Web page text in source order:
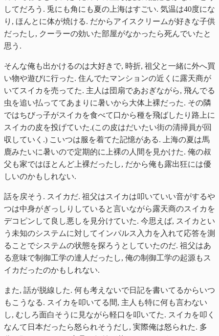
してだろう. 兎にも角にも夏の上海はすごい. 気温は40度にな
り, ほんとに体が焼ける. だからアイスクリームが好きな子供
だったし, クーラーの効いた部屋がなかったら死んでいたと
思う.
そんな俺も出かけるのは大好きで, 時折, 祖父と一緒に外へ買
い物や遊びに行った. 住んでたマンションの近くに露天商が
いてスイカを売ってた. 主人は団扇であおぎながら, 飛んでる
虫を追い払っててあまりに暑いから大体上裸だった. その隣
ではちびっ子がスイカを食べて口から種を飛ばしたり路上に
スイカの皮を投げていた.(この皮はだいたい街の清掃員が回
収していく.) こいつは服を着てた記憶がある. 上海の夏は馬
鹿みたいに暑いので定期的に上裸の人間を見かけた. 俺の叔
父も家ではほとんど上裸だったし, だから俺も露出狂には優
しいのかもしれない.
話を戻そう. スイカだ. 祖父はスイカは叩いていい音がするや
つは中身がぎっしりしていると言いながら露天商のスイカを
デコピンして良し悪しを見分けていた. 今思えば, スイカとい
う未知のシステムに対してインパルス入力を入れて応答を測
ることでシステムの状態を探ろうとしていたのだ. 祖父はあ
る意味で制御工学の達人だったし, 俺の制御工学の起源もス
イカだったのかもしれない.
また, 話が脱線した. 何も考えないで日記を書いてるからいつ
もこうなる. スイカを叩いてる間, 主人も特に何も言わない
し, むしろ面白そうに見ながら軽口を叩いてた. スイカを叩く
なんて日本だったら怒られそうだし, 実際俺は怒られた. 多